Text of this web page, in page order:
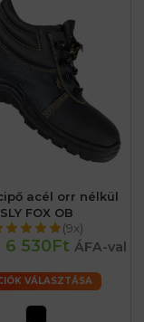
acél orr nélkül
SLY FOX OB
(9x)
6 530Ft ÁFA-val
VÁLASZTÁSA